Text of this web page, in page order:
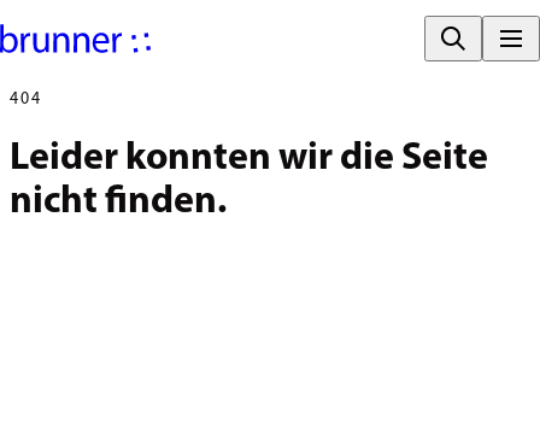
404
Leider konnten wir die Seite
nicht finden.